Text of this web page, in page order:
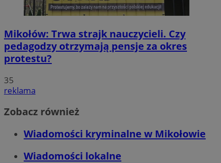
Mikołów: Trwa strajk nauczycieli. Czy
pedagodzy otrzymają pensje za okres
protestu?
35
reklama
Zobacz również
Wiadomości kryminalne w Mikołowie
Wiadomości lokalne